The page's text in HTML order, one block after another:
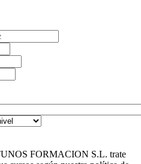
FORMACION S.L. trate